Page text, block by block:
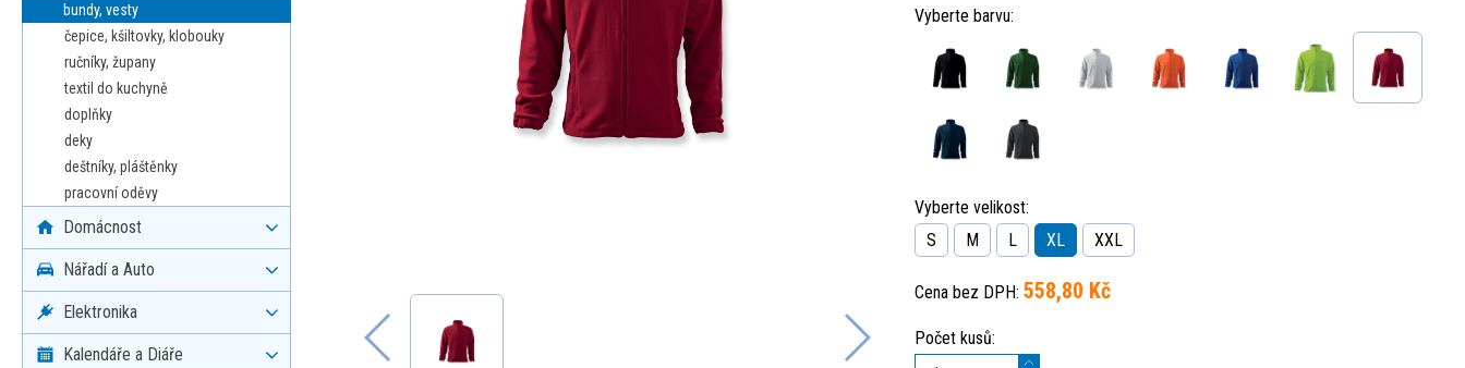
bundy, vesty
čepice, kšiltovky, klobouky
ručníky, župany
textil do kuchyně
doplňky
deky
deštníky, pláštěnky
pracovní oděvy
Domácnost
Nářadí a Auto
Elektronika
Kalendáře a Diáře
Vyberte barvu:
Vyberte velikost:
S
M L XL XXL
Cena bez DPH: 558,80 Kč
Počet kusů: